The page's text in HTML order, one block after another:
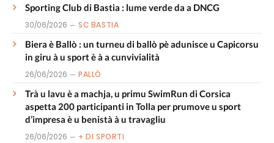
Sporting Club di Bastia : lume verde da a DNCG
30/06/2026 SC BASTIA
Biera è Ballò : un turneu di ballò pè adunisce u Capicorsu
in giru à u sport è à a cunvivialità
26/06/2026 PALLÒ
Trà u lavu è a machja, u primu SwimRun di Corsica
aspetta 200 participanti in Tolla per prumove u sport
d’impresa è u benistà à u travagliu
26/06/2026 + DI SPORTI